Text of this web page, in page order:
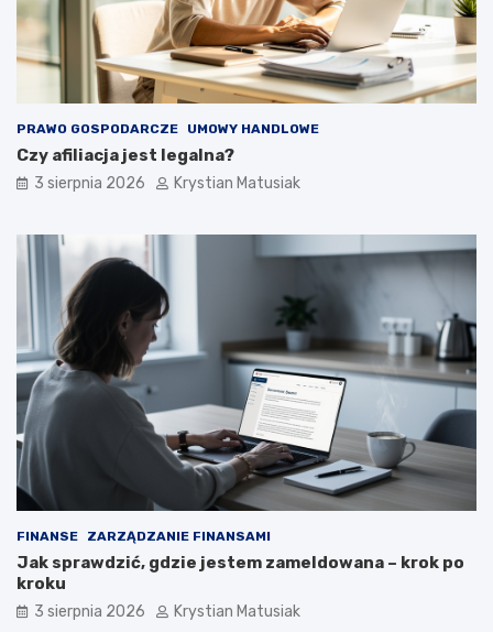
PRAWO GOSPODARCZE UMOWY HANDLOWE
Czy afiliacja jest legalna?
3 sierpnia 2026 Krystian Matusiak
FINANSE ZARZĄDZANIE FINANSAMI
Jak sprawdzić, gdzie jestem zameldowana – krok po
kroku
3 sierpnia 2026 Krystian Matusiak